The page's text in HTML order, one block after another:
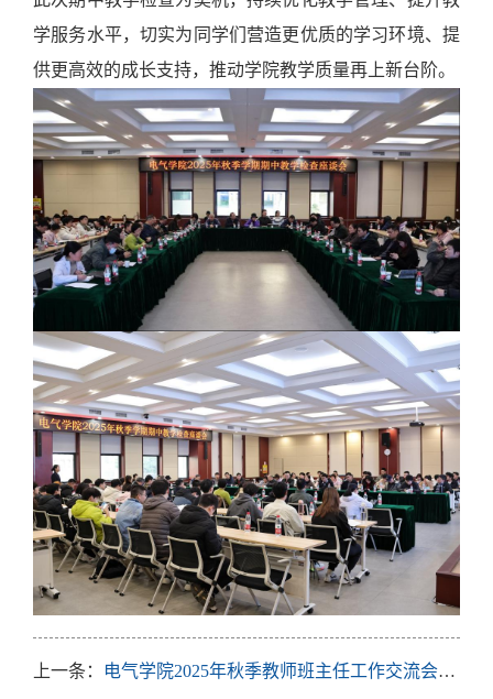
学服务水平，切实为同学们营造更优质的学习环境、提
供更高效的成长支持，推动学院教学质量再上新台阶。
上一条： 电气学院2025年秋季教师班主任工作交流会顺利召开